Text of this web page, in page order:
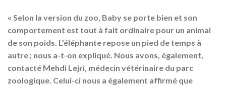
« Selon la version du zoo, Baby se porte bien et son
comportement est tout à fait ordinaire pour un animal
de son poids. L’éléphante repose un pied de temps à
autre ; nous a-t-on expliqué. Nous avons, également,
contacté Mehdi Lejri, médecin vétérinaire du parc
zoologique. Celui-ci nous a également affirmé que